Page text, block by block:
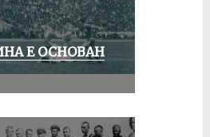
Е ОСНОВАН